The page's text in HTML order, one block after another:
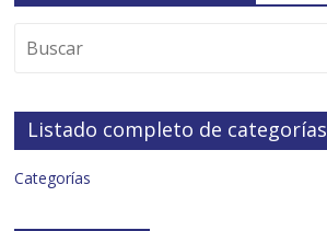
Listado completo de categorías
Categorías